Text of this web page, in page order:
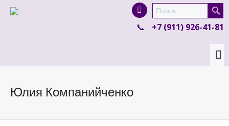
product in a size size .
colour items.
+7 (911) 926-41-81
Юлия Компанийченко